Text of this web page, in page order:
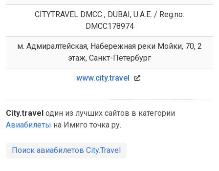
CITYTRAVEL DMCC , DUBAI, U.A.E. / Reg.no:
DMCC178974
м. Адмиралтейская, Набережная реки Мойки, 70, 2
этаж, Санкт-Петербург
www.city.travel
City.travel один из лучших сайтов в категории
Авиабилеты на Имиго точка ру.
Поиск авиабилетов City.Travel